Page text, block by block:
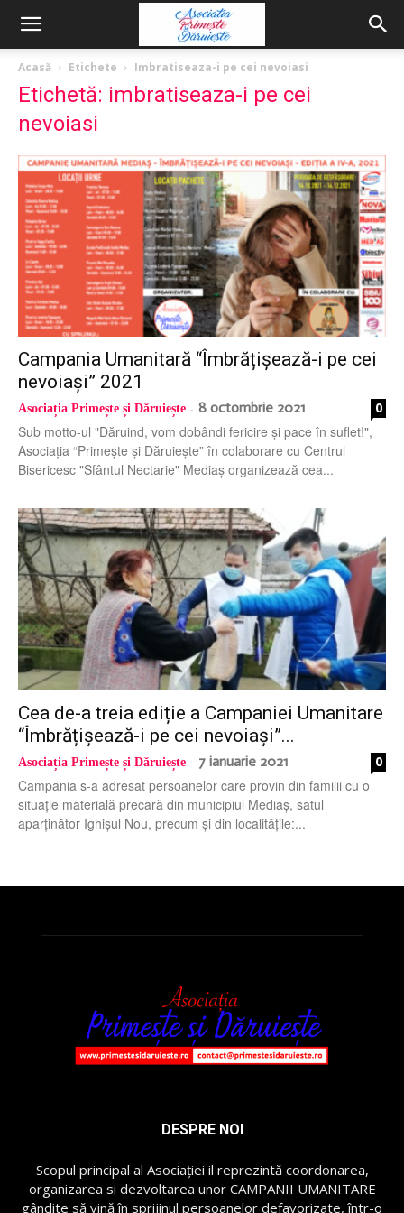
Acasă Etichete Imbratiseaza-i pe cei nevoiasi
Etichetă: imbratiseaza-i pe cei
nevoiasi
Campania Umanitară “Îmbrățișează-i pe cei
nevoiași” 2021
Asociația Primește și Dăruiește - 8 octombrie 2021 0
Sub motto-ul "Dăruind, vom dobândi fericire și pace în suflet!",
Asociația “Primește și Dăruiește” în colaborare cu Centrul
Bisericesc "Sfântul Nectarie" Mediaș organizează cea...
Cea de-a treia ediție a Campaniei Umanitare
“Îmbrățișează-i pe cei nevoiași”...
Asociația Primește și Dăruiește - 7 ianuarie 2021 0
Campania s-a adresat persoanelor care provin din familii cu o
situaţie materială precară din municipiul Mediaș, satul
aparținător Ighișul Nou, precum și din localitățile:...
DESPRE NOI
Scopul principal al Asociației il reprezintă coordonarea,
organizarea si dezvoltarea unor CAMPANII UMANITARE
gândite să vină în sprijinul persoanelor defavorizate, într-o